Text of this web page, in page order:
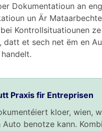
Dokumentatioun an
un Är
Kontrollsituatiounen
datt et sech net ëm en
Praxis fir Entreprisen
kloer, wien,
Auto benotze kann.